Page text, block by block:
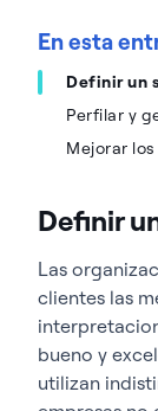
En esta
Definir un
Perfilar y
Mejorar
Definir
Las
clientes las
bueno y
utilizan